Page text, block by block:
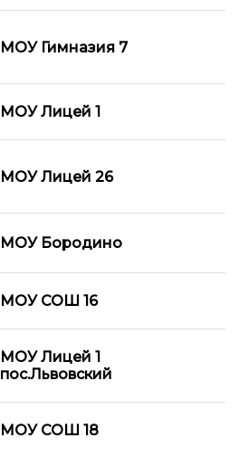
МОУ Гимназия 7
МОУ Лицей 1
МОУ Лицей 26
МОУ Бородино
МОУ СОШ 16
МОУ Лицей 1
пос.Львовский
МОУ СОШ 18